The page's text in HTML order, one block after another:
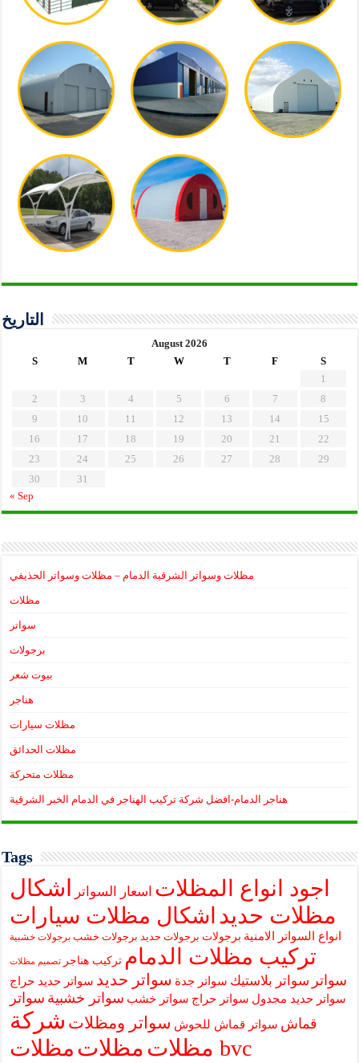
التاريخ
August 2026
S
M T W T F
S
1
2
3 4 5 6 7
8
9
10 11 12 13 14
15
16
17 18 19 20 21
22
23
24 25 26 27 28
29
30
31
« Sep
مظلات وسواتر الشرقية الدمام – مظلات وسواتر الحذيفي
مظلات
سواتر
برجولات
بيوت شعر
هناجر
مظلات سيارات
مظلات الحدائق
مظلات متحركة
هناجر الدمام-افضل شركة تركيب الهناجر في الدمام الخبر الشرقية
Tags
اجود انواع المظلات اسعار السواتر
اشكال
مظلات حديد اشكال مظلات سيارات
انواع السواتر الامنية برجولات برجولات حديد برجولات خشب برجولات خشبية
تركيب مظلات الدمام تركيب هناجر تصميم مظلات
سواتر سواتر بلاستيك سواتر جدة سواتر حديد سواتر حديد حراج
سواتر حديد مجدول سواتر حراج سواتر خشب سواتر خشبية سواتر
قماش سواتر قماش للحوش سواتر ومظلات شركة
مظلاتمظلات
مظلات bvc